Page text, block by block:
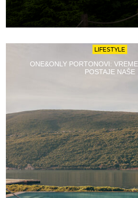
LIFESTYLE
ONE&ONLY PORTONOVI:
POSTAJE NAŠE